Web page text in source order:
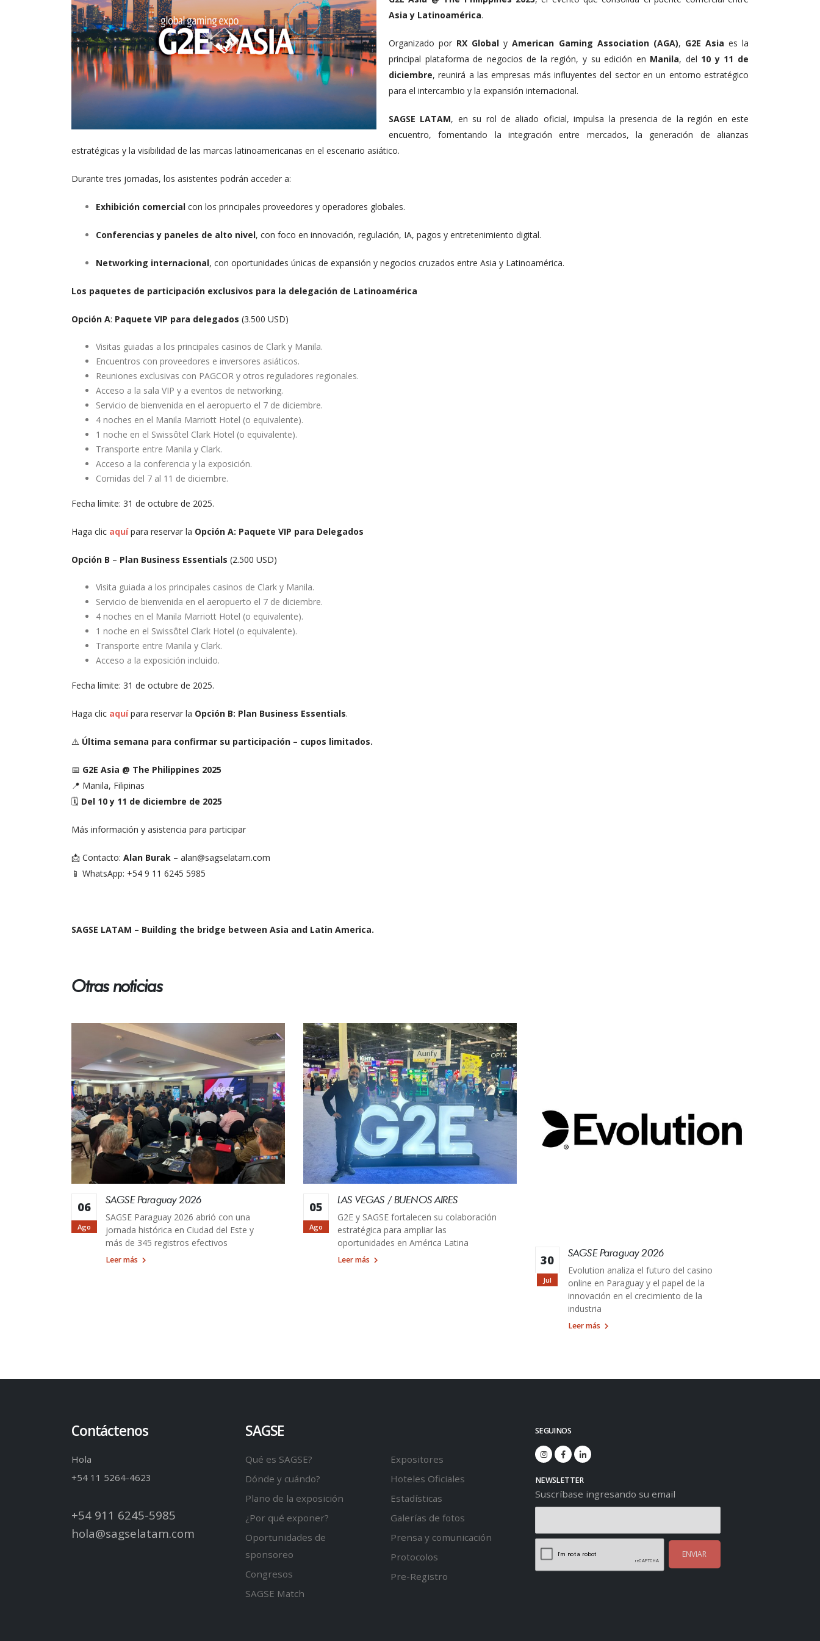
Asia y Latinoamérica.
Organizado por RX Global yAmerican Gaming Association (AGA), G2E Asia es la
principal plataforma de negocios de la región, y su edición en Manila, del 10 y 11 de
diciembre, reunirá a las empresas más influyentes del sector en un entorno estratégico
para el intercambio y la expansión internacional.
SAGSE LATAM, en su rol de aliado oficial, impulsa la presencia de la región en este
encuentro, fomentando la integración entre mercados, la generación de alianzas
estratégicas y la visibilidad de las marcas latinoamericanas en el escenario asiático.
Durante tres jornadas, los asistentes podrán acceder a:
Exhibición comercial con los principales proveedores y operadores globales.
Conferencias y paneles de alto nivel, con foco en innovación, regulación, IA, pagos y entretenimiento digital.
Networking internacional, con oportunidades únicas de expansión y negocios cruzados entre Asia y Latinoamérica.
Los paquetes de participación exclusivos para la delegación de Latinoamérica
Opción A: Paquete VIP para delegados (3.500 USD)
Visitas guiadas a los principales casinos de Clark y Manila.
Encuentros con proveedores e inversores asiáticos.
Reuniones exclusivas con PAGCOR y otros reguladores regionales.
Acceso a la sala VIP y a eventos de networking.
Servicio de bienvenida en el aeropuerto el 7 de diciembre.
4 noches en el Manila Marriott Hotel (o equivalente).
1 noche en el Swissôtel Clark Hotel (o equivalente).
Transporte entre Manila y Clark.
Acceso a la conferencia y la exposición.
Comidas del 7 al 11 de diciembre.
Fecha límite: 31 de octubre de 2025.
Haga clic aquípara reservar la Opción A: Paquete VIP para Delegados
Opción B – Plan Business Essentials (2.500 USD)
Visita guiada a los principales casinos de Clark y Manila.
Servicio de bienvenida en el aeropuerto el 7 de diciembre.
4 noches en el Manila Marriott Hotel (o equivalente).
1 noche en el Swissôtel Clark Hotel (o equivalente).
Transporte entre Manila y Clark.
Acceso a la exposición incluido.
Fecha límite: 31 de octubre de 2025.
Haga clic aquípara reservar la Opción B: Plan Business Essentials.
⚠️ Última semana para confirmar su participación – cupos limitados.
📅 G2E Asia @ The Philippines 2025
📍 Manila, Filipinas
🗓️ Del 10 y 11 de diciembre de 2025
Más información y asistencia para participar
📩 Contacto: Alan Burak – alan@sagselatam.com
📱 WhatsApp: +54 9 11 6245 5985
SAGSE LATAM – Building the bridge between Asia and Latin America.
Otras noticias
06
Ago
SAGSE Paraguay 2026
SAGSE Paraguay 2026 abrió con una
jornada histórica en Ciudad del Este y
más de 345 registros efectivos
Leer más
05
Ago
LAS VEGAS / BUENOS AIRES
G2E y SAGSE fortalecen su colaboración
estratégica para ampliar las
oportunidades en América Latina
Leer más 30
Jul
SAGSE Paraguay 2026
Evolution analiza el futuro del casino
online en Paraguay y el papel de la
innovación en el crecimiento de la
industria
Leer más
Contáctenos
Hola
+54 11 5264-4623
+54 911 6245-5985
hola@sagselatam.com
SAGSE
Qué es SAGSE?
Dónde y cuándo?
Plano de la exposición
¿Por qué exponer?
Oportunidades de
sponsoreo
Congresos
SAGSE Match
Expositores
Hoteles Oficiales
Estadísticas
Galerías de fotos
Prensa y comunicación
Protocolos
Pre-Registro
SEGUINOS
NEWSLETTER
Suscríbase ingresando su email
ENVIAR
ENVIAR